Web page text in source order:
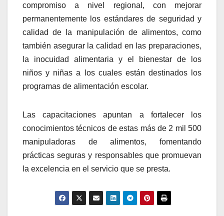
compromiso a nivel regional, con mejorar
permanentemente los estándares de seguridad y
calidad de la manipulación de alimentos, como
también asegurar la calidad en las preparaciones,
la inocuidad alimentaria y el bienestar de los
niños y niñas a los cuales están destinados los
programas de alimentación escolar.
Las capacitaciones apuntan a fortalecer los
conocimientos técnicos de estas más de 2 mil 500
manipuladoras de alimentos, fomentando
prácticas seguras y responsables que promuevan
la excelencia en el servicio que se presta.